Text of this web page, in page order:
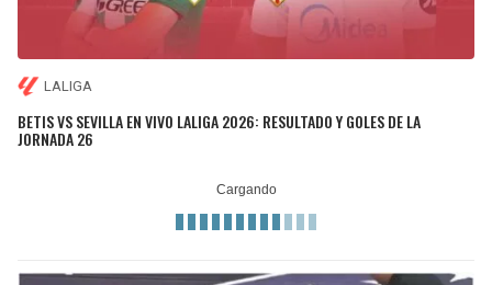
LALIGA
BETIS VS SEVILLA EN VIVO LALIGA 2026: RESULTADO Y GOLES DE LA
JORNADA 26